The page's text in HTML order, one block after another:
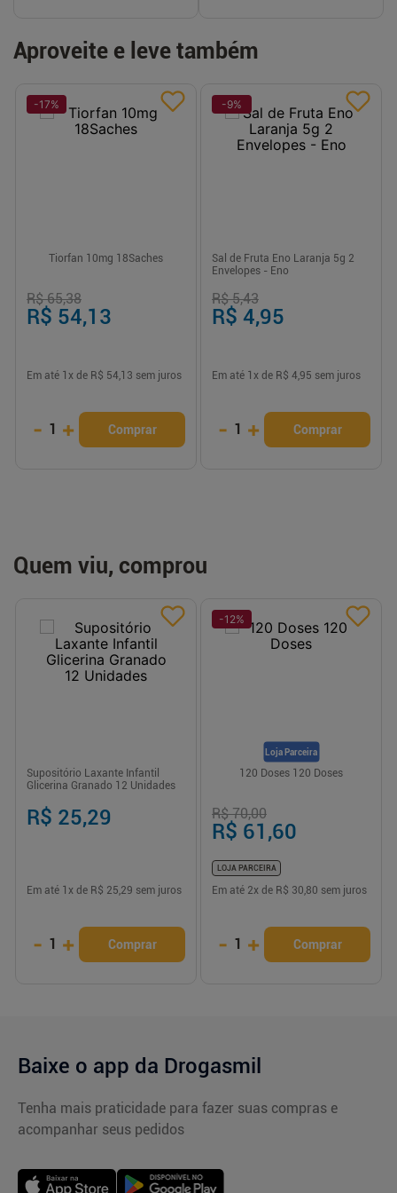
Aproveite e leve também
-17%
Tiorfan 10mg 18Saches
R$ 65,38
R$ 54,13
Em até 1 x de R$ 54,13 sem juros
- 1 + Comprar
-9%
Sal de Fruta Eno Laranja 5g 2
Envelopes - Eno
R$ 5,43
R$ 4,95
Em até 1 x de R$ 4,95 sem juros
- 1 + Comprar
Quem viu, comprou
Supositório Laxante Infantil
Glicerina Granado 12 Unidades
R$ 25,29
Em até 1 x de R$ 25,29 sem juros
- 1 + Comprar
Loja Parceira
-12%
120 Doses 120 Doses
R$ 70,00
R$ 61,60
LOJA PARCEIRA
Em até 2x de R$ 30,80 sem juros
- 1 + Comprar
Baixe o app da Drogasmil
Tenha mais praticidade para fazer suas compras e
acompanhar seus pedidos